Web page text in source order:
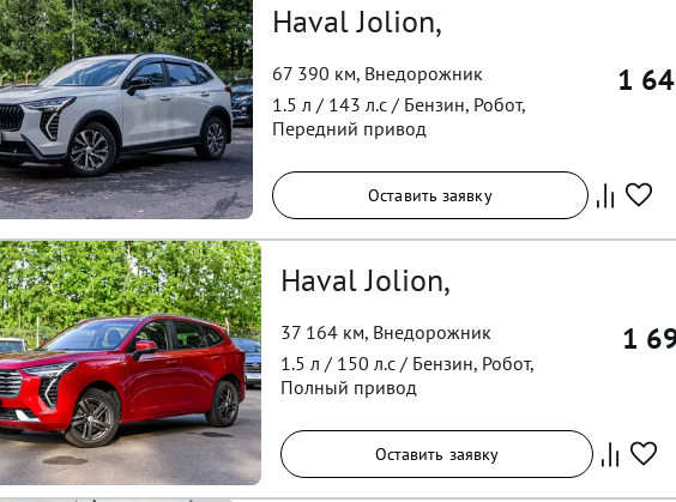
Haval Jolion,
67 390 км, Внедорожник
1.5 л / 143 л.с / Бензин, Робот,
Передний привод
1
Оставить заявку
Haval Jolion,
37 164 км, Внедорожник
1.5 л / 150 л.с / Бензин, Робот,
Полный привод
1
Оставить заявку